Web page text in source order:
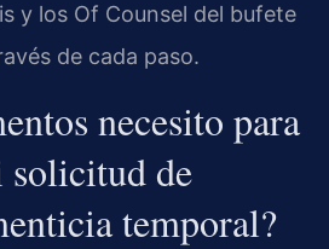
y los Of Counsel del bufete
de cada paso.
necesito para
solicitud de
temporal?